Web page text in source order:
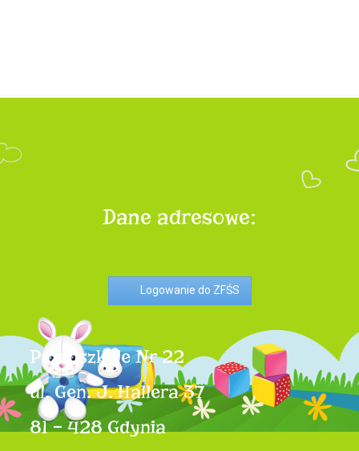
Dane adresowe:
Logowanie do ZFŚS
Przedszkole Nr 22
ul. Gen. J. Hallera 37
81 – 428 Gdynia